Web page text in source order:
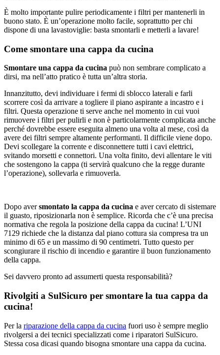
È molto importante pulire periodicamente i filtri per mantenerli in
buono stato. È un’operazione molto facile, soprattutto per chi
dispone di una lavastoviglie: basta smontarli e metterli a lavare!
Come smontare una cappa da cucina
Smontare una cappa da cucina può non sembrare complicato a
dirsi, ma nell’atto pratico è tutta un’altra storia.
Innanzitutto, devi individuare i fermi di sblocco laterali e farli
scorrere così da arrivare a togliere il piano aspirante a incastro e i
filtri. Questa operazione ti serve anche nel momento in cui vuoi
rimuovere i filtri per pulirli e non è particolarmente complicata anche
perché dovrebbe essere eseguita almeno una volta al mese, così da
avere dei filtri sempre altamente performanti. Il difficile viene dopo.
Devi scollegare la corrente e disconnettere tutti i cavi elettrici,
svitando morsetti e connettori. Una volta finito, devi allentare le viti
che sostengono la cappa (ti servirà qualcuno che la regge durante
l’operazione), sollevarla e rimuoverla.
Dopo aversmontato la cappa da cucina e aver cercato di sistemare
il guasto, riposizionarla non è semplice. Ricorda che c’è una precisa
normativa che regola la posizione della cappa da cucina! L’UNI
7129 richiede che la distanza dal piano cottura sia compresa tra un
minimo di 65 e un massimo di 90 centimetri. Tutto questo per
scongiurare il rischio di incendio e garantire il buon funzionamento
della cappa.
Sei davvero pronto ad assumerti questa responsabilità?
Rivolgiti a SulSicuro per smontare la tua cappa da
cucina!
Per la riparazione della cappa da cucina fuori uso è sempre meglio
rivolgersi a dei tecnici specializzati come i riparatori SulSicuro.
Stessa cosa dicasi quando bisogna smontare una cappa da cucina.